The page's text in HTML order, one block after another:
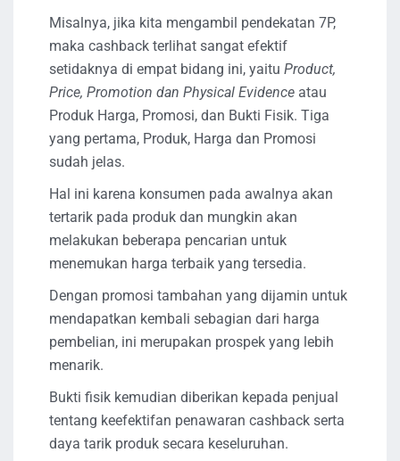
Misalnya, jika kita mengambil pendekatan 7P,
maka cashback terlihat sangat efektif
setidaknya di empat bidang ini, yaitu Product,
Price, Promotion dan Physical Evidence atau
Produk Harga, Promosi, dan Bukti Fisik. Tiga
yang pertama, Produk, Harga dan Promosi
sudah jelas.
Hal ini karena konsumen pada awalnya akan
tertarik pada produk dan mungkin akan
melakukan beberapa pencarian untuk
menemukan harga terbaik yang tersedia.
Dengan promosi tambahan yang dijamin untuk
mendapatkan kembali sebagian dari harga
pembelian, ini merupakan prospek yang lebih
menarik.
Bukti fisik kemudian diberikan kepada penjual
tentang keefektifan penawaran cashback serta
daya tarik produk secara keseluruhan.